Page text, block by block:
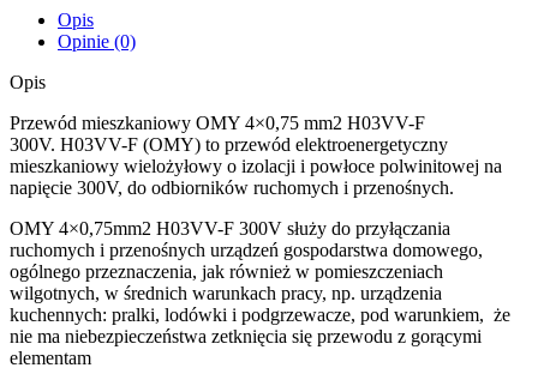
Opis
Opinie (0)
Opis
Przewód mieszkaniowy OMY 4×0,75 mm2 H03VV-F
300V. H03VV-F (OMY) to przewód elektroenergetyczny
mieszkaniowy wielożyłowy o izolacji i powłoce polwinitowej na
napięcie 300V, do odbiorników ruchomych i przenośnych.
OMY 4×0,75mm2 H03VV-F 300V służy do przyłączania
ruchomych i przenośnych urządzeń gospodarstwa domowego,
ogólnego przeznaczenia, jak również w pomieszczeniach
wilgotnych, w średnich warunkach pracy, np. urządzenia
kuchennych: pralki, lodówki i podgrzewacze, pod warunkiem, że
nie ma niebezpieczeństwa zetknięcia się przewodu z gorącymi
elementam